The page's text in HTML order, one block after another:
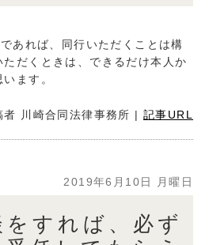
あれば、同行いただくことは構
だくときは、できるだけ本人か
ます。
者 川崎合同法律事務所 | 記事URL
2019年6月10日 月曜日
すれば、必ず